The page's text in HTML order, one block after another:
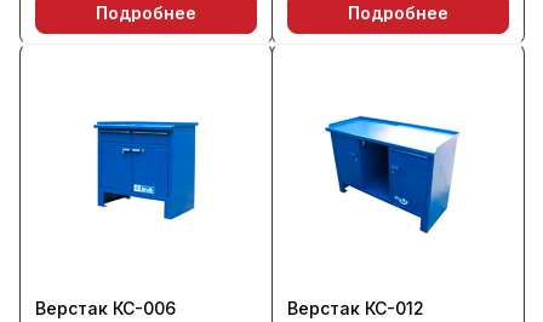
Подробнее Подробнее
Верстак КС-006 Верстак КС-012